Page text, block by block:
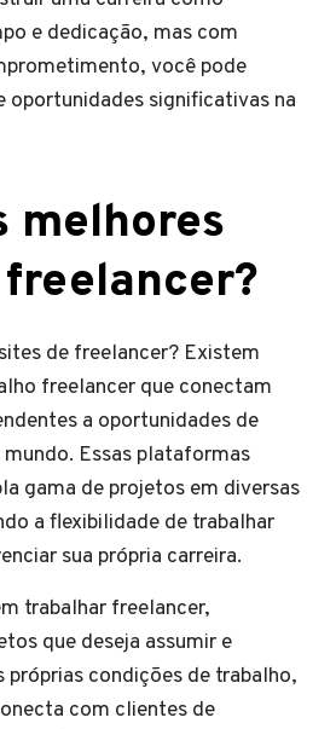
e dedicação, mas com
você pode
oportunidades significativas na
melhores
de freelancer? Existem
freelancer que conectam
a oportunidades de
Essas plataformas
gama de projetos em diversas
a flexibilidade de trabalhar
sua própria carreira.
trabalhar freelancer,
que deseja assumir e
próprias condições de trabalho,
com clientes de